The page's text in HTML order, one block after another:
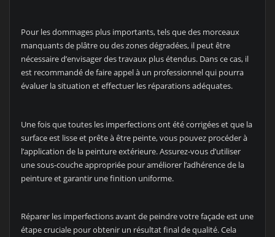
Pour les dommages plus importants, tels que des morceaux
manquants de plâtre ou des zones dégradées, il peut être
nécessaire d’envisager des travaux plus étendus. Dans ce cas, il
est recommandé de faire appel à un professionnel qui pourra
évaluer la situation et effectuer les réparations adéquates.
Une fois que toutes les imperfections ont été corrigées et que la
surface est lisse et prête à être peinte, vous pouvez procéder à
l’application de la peinture extérieure. Assurez-vous d’utiliser
une sous-couche appropriée pour améliorer l’adhérence de la
peinture et garantir une finition uniforme.
Réparer les imperfections avant de peindre votre façade est une
étape cruciale pour obtenir un résultat final de qualité. Cela